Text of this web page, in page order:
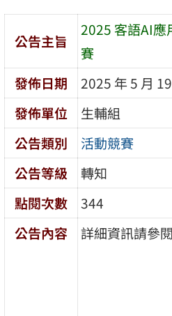
區
公告主旨
2025 客語AI
賽
發佈日期
2025 年 5 月
發佈單位
生輔組
公告類別
活動競賽
公告等級
轉知
點閱次數
344
公告內容
詳細資訊請參